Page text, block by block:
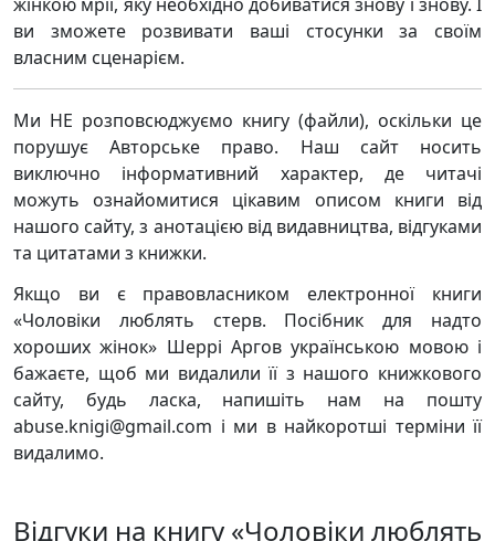
ви зможете розвивати ваші стосунки за своїм
власним сценарієм.
Ми НЕ розповсюджуємо книгу (файли), оскільки це
порушує Авторське право. Наш сайт носить
виключно інформативний характер, де читачі
можуть ознайомитися цікавим описом книги від
нашого сайту, з анотацією від видавництва, відгуками
та цитатами з книжки.
Якщо ви є правовласником електронної книги
«Чоловіки люблять стерв. Посібник для надто
хороших жінок» Шеррі Аргов українською мовою і
бажаєте, щоб ми видалили її з нашого книжкового
сайту, будь ласка, напишіть нам на пошту
abuse.knigi@gmail.com і ми в найкоротші терміни її
видалимо.
Відгуки на книгу «Чоловіки люблять